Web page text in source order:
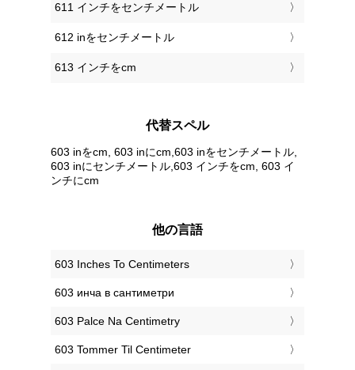
611 インチをセンチメートル
612 inをセンチメートル
613 インチをcm
代替スペル
603 inをcm, 603 inにcm,603 inをセンチメートル,
603 inにセンチメートル,603 インチをcm, 603 イ
ンチにcm
他の言語
‎603 Inches To Centimeters
‎603 инча в сантиметри
‎603 Palce Na Centimetry
‎603 Tommer Til Centimeter